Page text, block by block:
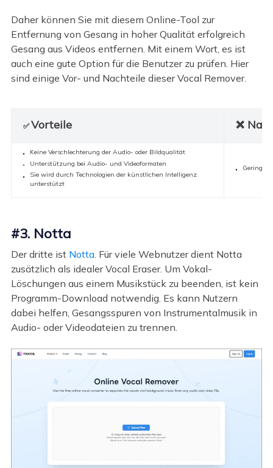
Daher können Sie mit diesem Online-Tool zur
Entfernung von Gesang in hoher Qualität erfolgreich
Gesang aus Videos entfernen. Mit einem Wort, es ist
auch eine gute Option für die Benutzer zu prüfen. Hier
sind einige Vor- und Nachteile dieser Vocal Remover.
✅Vorteile ❌
Keine Verschlechterung der Audio- oder Bildqualität
Unterstützung bei Audio- und Videoformaten
Sie wird durch Technologien der künstlichen Intelligenz
unterstützt
Geringe
#3. Notta
Der dritte ist Notta. Für viele Webnutzer dient Notta
zusätzlich als idealer Vocal Eraser. Um Vokal-
Löschungen aus einem Musikstück zu beenden, ist kein
Programm-Download notwendig. Es kann Nutzern
dabei helfen, Gesangsspuren von Instrumentalmusik in
Audio- oder Videodateien zu trennen.